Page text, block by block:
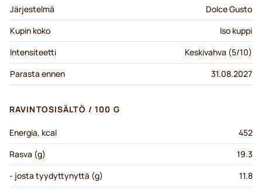
Järjestelmä
Dolce Gusto
Kupin koko
Iso kuppi
Intensiteetti
Keskivahva (5/10)
Parasta ennen
31.08.2027
RAVINTOSISÄLTÖ / 100 G
Energia, kcal
452
Rasva (g)
19.3
- josta tyydyttynyttä (g)
11.8